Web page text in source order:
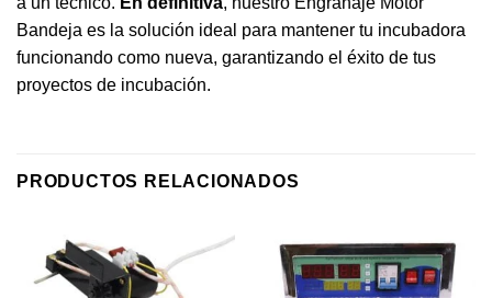
Bandeja es la solución ideal para mantener tu incubadora
funcionando como nueva, garantizando el éxito de tus
proyectos de incubación.
PRODUCTOS RELACIONADOS